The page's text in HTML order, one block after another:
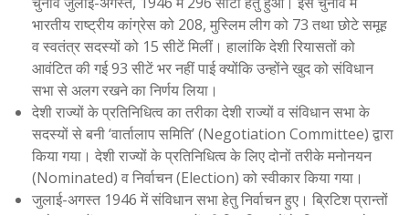
भारतीय राष्ट्रीय कांग्रेस को 208, मुस्लिम लीग को 73 तथा छोटे समूह
व स्वतंत्र सदस्यों को 15 सीटें मिलीं। हालांकि देशी रियासतों को
आवंटित की गई 93 सीटें भर नहीं पाई क्योंकि उन्होंने खुद को संविधान
सभा से अलग रखने का निर्णय लिया।
देशी राज्यों के प्रतिनिधित्व का तरीका देशी राज्यों व संविधान सभा के
सदस्यों से बनी ‘वार्तालाप समिति’ (Negotiation Committee) द्वारा
किया गया। देशी राज्यों के प्रतिनिधित्व के लिए दोनों तरीके मनोनयन
(Nominated) व निर्वाचन (Election) को स्वीकार किया गया।
जुलाई-अगस्त 1946 में संविधान सभा हेतु निर्वाचन हुए। ब्रिटिश प्रान्तों